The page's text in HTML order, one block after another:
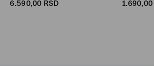
6.590,00 RSD 1.690,00